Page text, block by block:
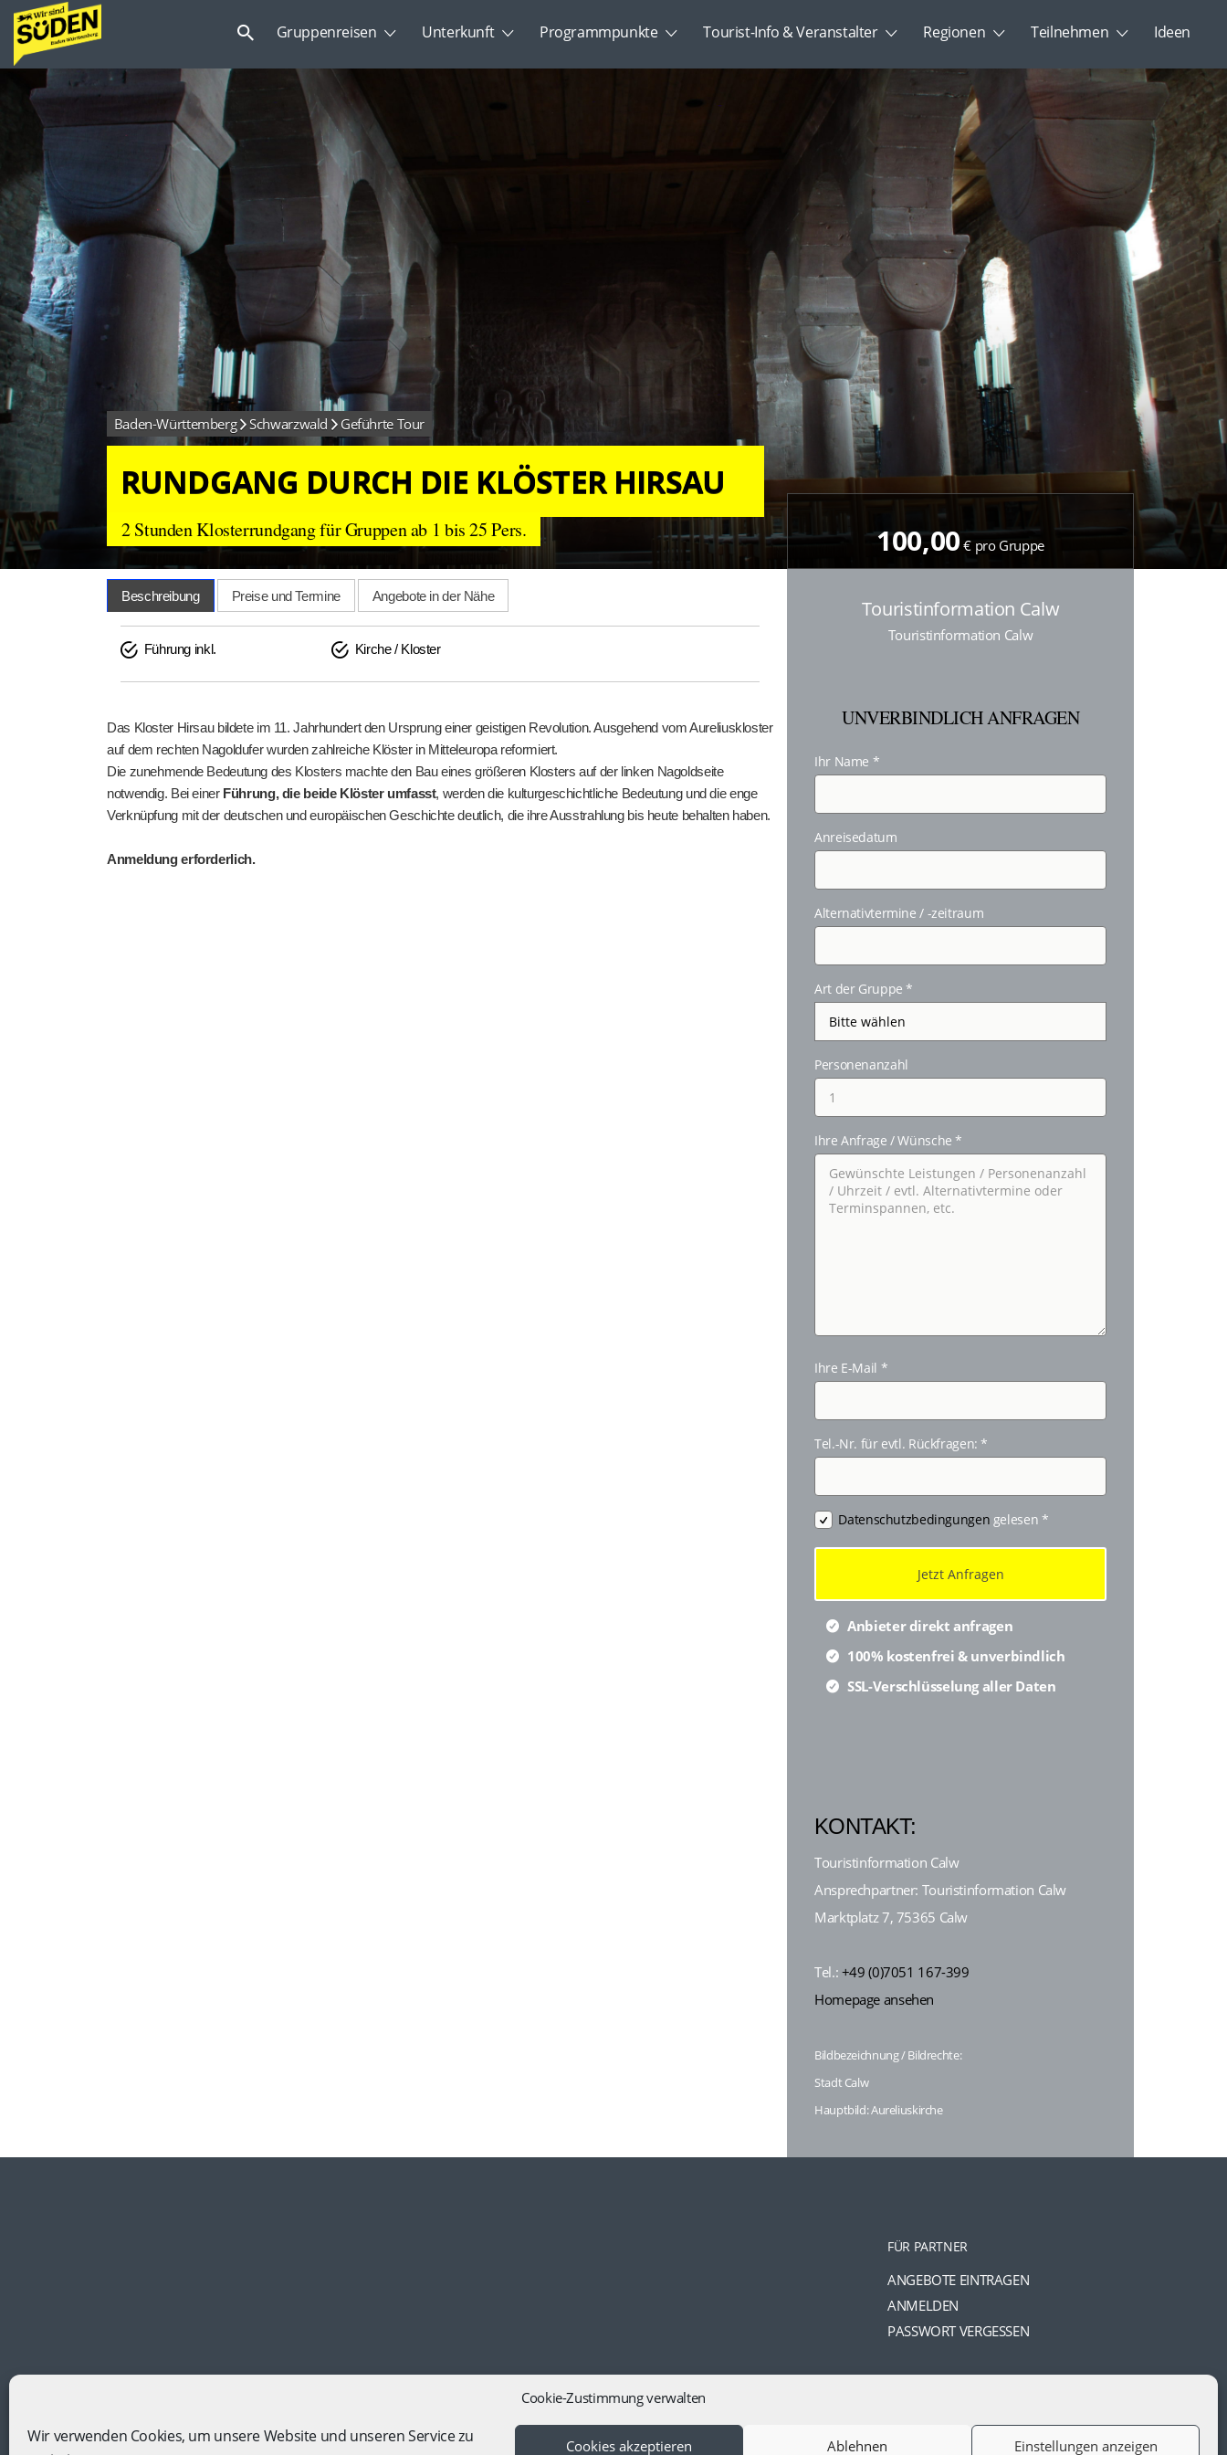
Cookie-Zustimmung verwalten
Wir verwenden Cookies, um unsere Website und unseren Service zu
Cookies akzeptieren Ablehnen Einstellungen anzeigen
Gruppenreisen Unterkunft Programmpunkte Tourist-Info & Veranstalter Regionen Teilnehmen Ideen
Suchen
nach:
Baden-Württemberg Schwarzwald Geführte Tour
RUNDGANG DURCH DIE KLÖSTER HIRSAU
2 Stunden Klosterrundgang für Gruppen ab 1 bis 25 Pers. 100,00 € pro Gruppe
Beschreibung Preise und Termine Angebote in der Nähe
Führung inkl. Kirche / Kloster
Das Kloster Hirsau bildete im 11. Jahrhundert den Ursprung einer geistigen Revolution. Ausgehend vom Aureliuskloster
auf dem rechten Nagoldufer wurden zahlreiche Klöster in Mitteleuropa reformiert.
Die zunehmende Bedeutung des Klosters machte den Bau eines größeren Klosters auf der linken Nagoldseite
notwendig. Bei einerFührung, die beide Klöster umfasst, werden die kulturgeschichtliche Bedeutung und die enge
Verknüpfung mit der deutschen und europäischen Geschichte deutlich, die ihre Ausstrahlung bis heute behalten haben.
Anmeldung erforderlich.
Touristinformation Calw
Touristinformation Calw
UNVERBINDLICH ANFRAGEN
Ihr Name *
Anreisedatum
Alternativtermine / -zeitraum
Art der Gruppe*
Personenanzahl
Ihre Anfrage / Wünsche*
Ihre E-Mail *
Tel.-Nr. für evtl. Rückfragen:*
Datenschutzbedingungen gelesen *
Anbieter direkt anfragen
100% kostenfrei & unverbindlich
SSL-Verschlüsselung aller Daten
KONTAKT:
Touristinformation Calw
Ansprechpartner: Touristinformation Calw
Marktplatz 7, 75365 Calw
Tel.: +49 (0)7051 167-399
Homepage ansehen
Bildbezeichnung / Bildrechte:
Stadt Calw
Hauptbild: Aureliuskirche
FÜR PARTNER
ANGEBOTE EINTRAGEN
ANMELDEN
PASSWORT VERGESSEN